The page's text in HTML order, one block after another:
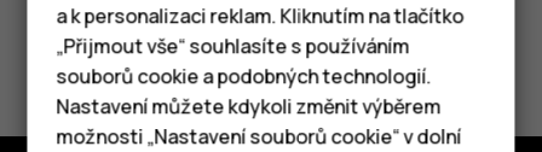
Chytré telefony
Tlačítkové telefony
Pomohlo vám to?
Ano Ne
a k personalizaci reklam. Kliknutím na tlačítko
„Přijmout vše“ souhlasíte s používáním
souborů cookie a podobných technologií.
Nastavení můžete kdykoli změnit výběrem
možnosti „Nastavení souborů cookie“ v dolní